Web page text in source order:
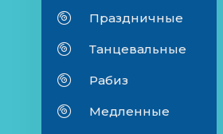
Праздничные
Танцевальные
Рабиз
Медленные